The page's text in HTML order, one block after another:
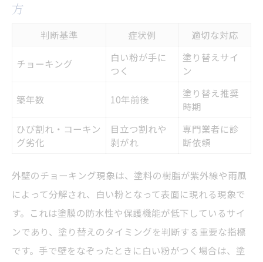
方
判断基準 症状例 適切な対応
チョーキング
白い粉が手に
つく
塗り替えサイ
ン
築年数 10年前後
塗り替え推奨
時期
ひび割れ・コーキン
グ劣化
目立つ割れや
剥がれ
専門業者に診
断依頼
外壁のチョーキング現象は、塗料の樹脂が紫外線や雨風
によって分解され、白い粉となって表面に現れる現象で
す。これは塗膜の防水性や保護機能が低下しているサイ
ンであり、塗り替えのタイミングを判断する重要な指標
です。手で壁をなぞったときに白い粉がつく場合は、塗